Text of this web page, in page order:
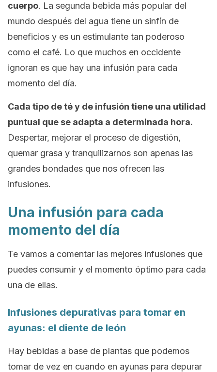
cuerpo. La segunda bebida más popular del
mundo después del agua tiene un sinfín de
beneficios y es un estimulante tan poderoso
como el café. Lo que muchos en occidente
ignoran es que hay una infusión para cada
momento del día.
Cada tipo de té y de infusión tiene una utilidad
puntual que se adapta a determinada hora.
Despertar, mejorar el proceso de digestión,
quemar grasa y tranquilizarnos son apenas las
grandes bondades que nos ofrecen las
infusiones.
Una infusión para cada
momento del día
Te vamos a comentar las mejores infusiones que
puedes consumir y el momento óptimo para cada
una de ellas.
Infusiones depurativas para tomar en
ayunas: el diente de león
Hay bebidas a base de plantas que podemos
tomar de vez en cuando en ayunas para depurar